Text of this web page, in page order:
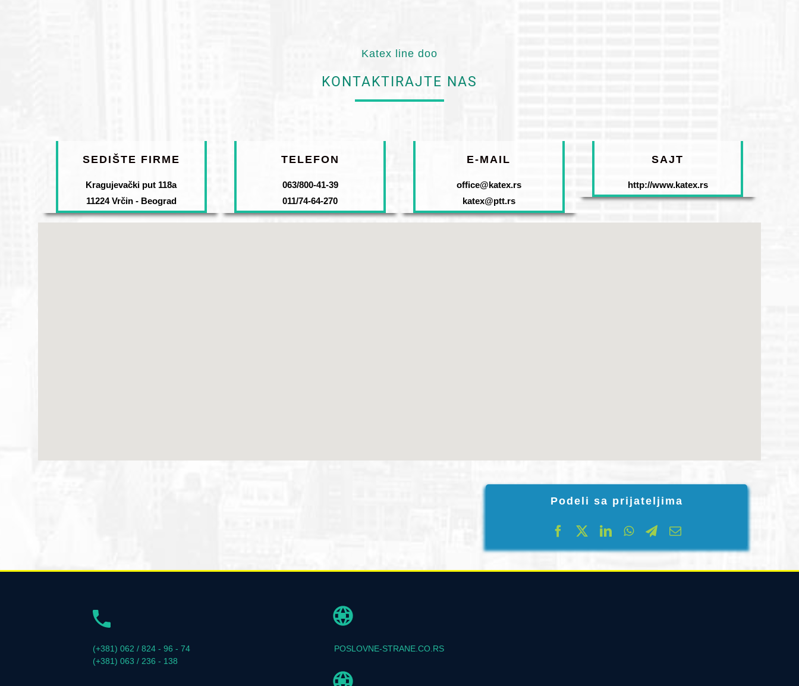
Katex line doo
KONTAKTIRAJTE NAS
SEDIŠTE FIRME
Kragujevački put 118a
11224 Vrčin - Beograd
TELEFON
063/800-41-39
011/74-64-270
E-MAIL
office@katex.rs
katex@ptt.rs
SAJT
http://www.katex.rs
Podeli sa prijateljima
(+381) 062 / 824 - 96 - 74
(+381) 063 / 236 - 138
POSLOVNE-STRANE.CO.RS